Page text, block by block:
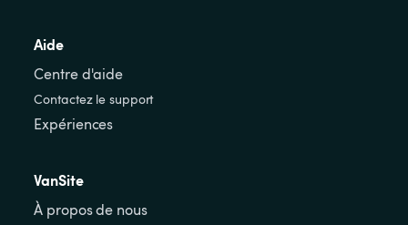
Aide
Centre d'aide
Contactez le support
Expériences
VanSite
À propos de nous